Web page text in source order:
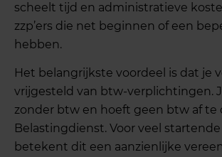
scheelt tijd en administratieve
zzp’ers die net beginnen of een
hebben.
Het belangrijkste voordeel is dat je
vrijgesteld van btw-verplichtingen.
zonder btw en hoeft geen btw af te
Belastingdienst. Voor veel
betekent dit een aanzienlijke